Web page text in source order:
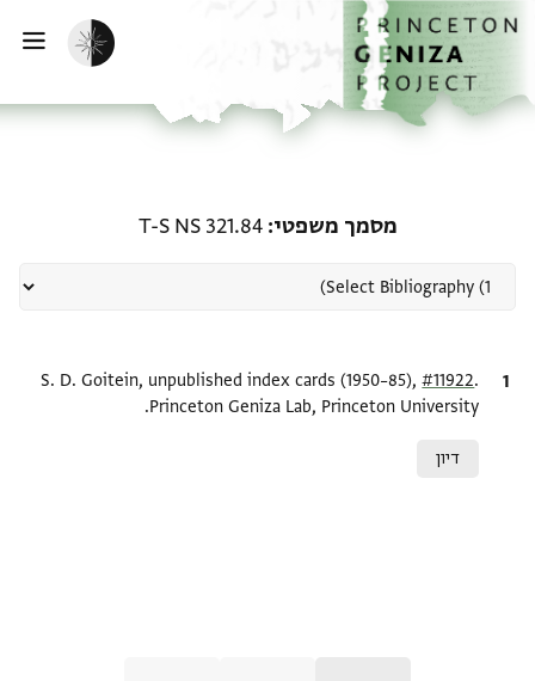
לתוכןהבית
הפעלת מצב כהה
מסמך משפטי T-S NS 321.84
ציטוט S. D. Goitein, unpublished index cards (1950–85),#11922
Princeton Geniza Lab, Princeton University.
דיון